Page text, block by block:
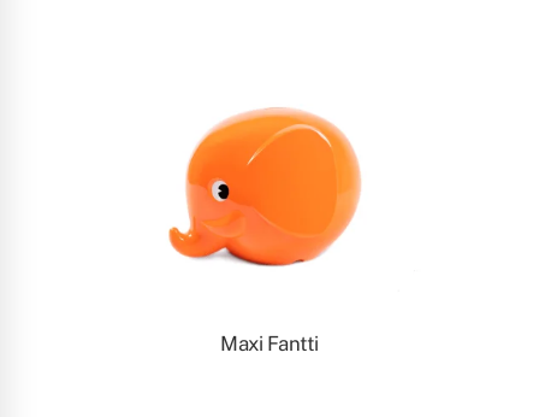
Maxi Fantti